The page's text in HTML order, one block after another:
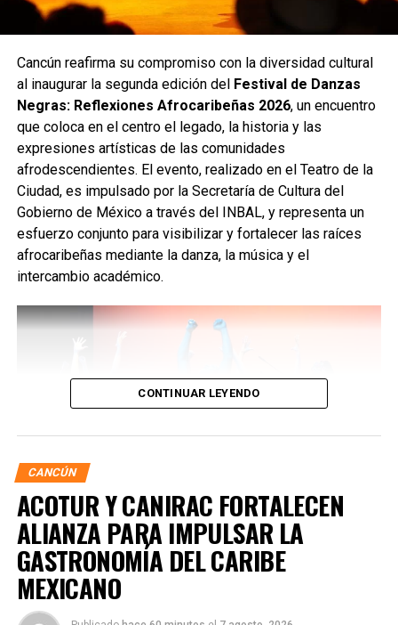
Cancún reafirma su compromiso con la diversidad cultural
al inaugurar la segunda edición del Festival de Danzas
Negras: Reflexiones Afrocaribeñas 2026, un encuentro
que coloca en el centro el legado, la historia y las
expresiones artísticas de las comunidades
afrodescendientes. El evento, realizado en el Teatro de la
Ciudad, es impulsado por la Secretaría de Cultura del
Gobierno de México a través del INBAL, y representa un
esfuerzo conjunto para visibilizar y fortalecer las raíces
afrocaribeñas mediante la danza, la música y el
intercambio académico.
Durante la ceremonia inaugural, la Encargada de Despacho
de la Presidencia Municipal,
CONTINUAR LEYENDO
CANCÚN
ACOTUR Y CANIRAC FORTALECEN
ALIANZA PARA IMPULSAR LA
GASTRONOMÍA DEL CARIBE
MEXICANO